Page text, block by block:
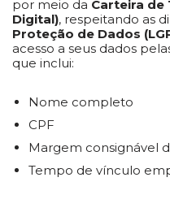
por meio da Carteira de
Digital), respeitando as
Proteção de Dados
acesso a seus dados
que inclui:
Nome completo
CPF
Margem consignável
Tempo de vínculo